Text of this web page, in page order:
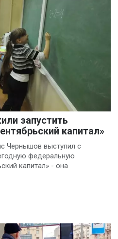
запустить
капитал»
Чернышов выступил с
федеральную
капитал» - она